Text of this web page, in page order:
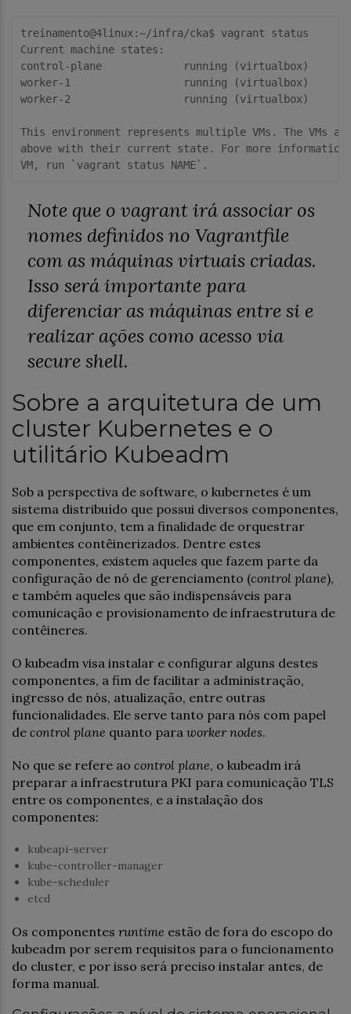
treinamento@4linux :~/infra/cka$ vagrant status
Current machine states:
control-plane             running (virtualbox)
worker- 1
                  running (virtualbox)
worker-2
                  running (virtualbox)
This environment represents multiple VMs. The VMs
above with their current state. For more
VM, run
`vagrant status NAME`
Note que o vagrant irá associar os
nomes definidos no Vagrantfile
com as máquinas virtuais criadas.
Isso será importante para
diferenciar as máquinas entre si e
realizar ações como acesso via
secure shell.
Sobre a arquitetura de um
cluster Kubernetes e o
utilitário Kubeadm
Sob a perspectiva de software, o kubernetes é um
sistema distribuído que possui diversos componentes,
que em conjunto, tem a finalidade de orquestrar
ambientes contêinerizados. Dentre estes
componentes, existem aqueles que fazem parte da
configuração de nó de gerenciamento (control plane),
e também aqueles que são indispensáveis para
comunicação e provisionamento de infraestrutura de
contêineres.
O kubeadm visa instalar e configurar alguns destes
componentes, a fim de facilitar a administração,
ingresso de nós, atualização, entre outras
funcionalidades. Ele serve tanto para nós com papel
de control plane quanto para worker nodes.
No que se refere ao control plane, o kubeadm irá
preparar a infraestrutura PKI para comunicação TLS
entre os componentes, e a instalação dos
componentes:
kubeapi-server
kube-controller-manager
kube-scheduler
etcd
Os componentes runtime estão de fora do escopo do
kubeadm por serem requisitos para o funcionamento
do cluster, e por isso será preciso instalar antes, de
forma manual.